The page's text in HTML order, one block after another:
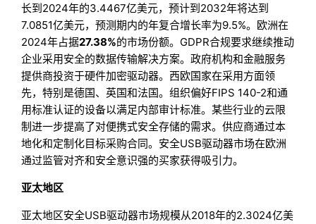
长到2024年的3.4467亿美元，预计到2032年将达到
7.0851亿美元，预测期内的年复合增长率为9.5%。欧洲在
2024年占据27.38%的市场份额。GDPR合规要求继续推动
企业采用安全的数据传输解决方案。政府机构和金融服务
提供商投资于硬件加密驱动器。西欧国家在采用方面领
先，特别是德国、英国和法国。组织偏好FIPS 140-2和通
用标准认证的设备以满足内部审计标准。某些行业的云限
制进一步提高了对便携式安全存储的需求。供应商通过本
地化和定制化目标采购合同。安全USB驱动器市场在欧洲
通过监管对齐和安全意识强的买家获得吸引力。
亚太地区
亚太地区安全USB驱动器市场规模从2018年的2.3024亿美